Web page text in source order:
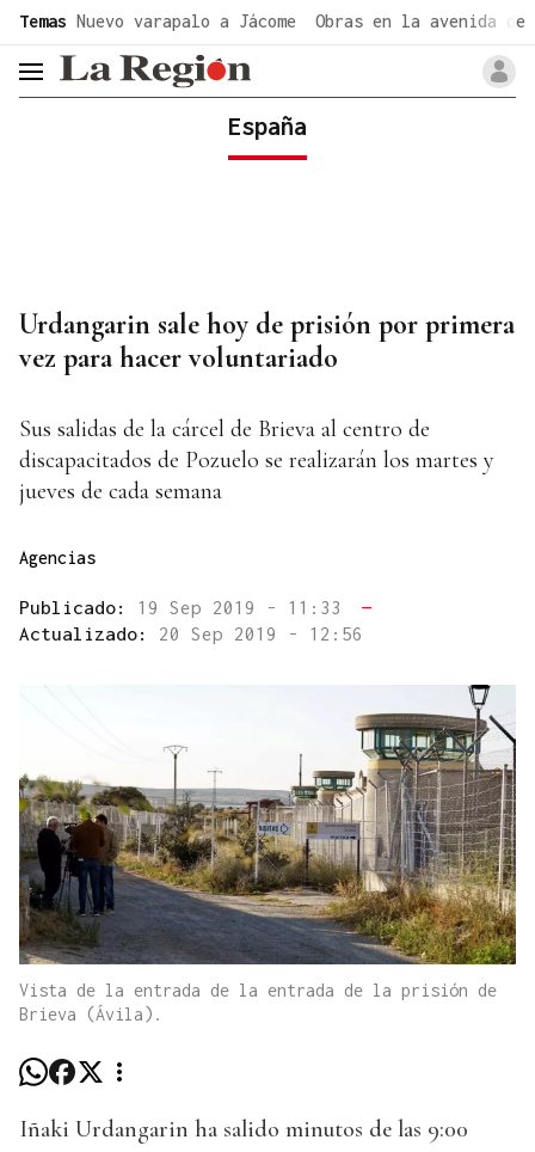
Temas Nuevo varapalo a Jácome Obras en la avenida de
header.menu.open
España
Urdangarin sale hoy de prisión por primera
vez para hacer voluntariado
Sus salidas de la cárcel de Brieva al centro de
discapacitados de Pozuelo se realizarán los martes y
jueves de cada semana
Agencias
Publicado: 19 Sep 2019 - 11:33
—
Actualizado: 20 Sep 2019 - 12:56
Vista de la entrada de la entrada de la prisión de
Brieva (Ávila).
Iñaki Urdangarin ha salido minutos de las 9:00